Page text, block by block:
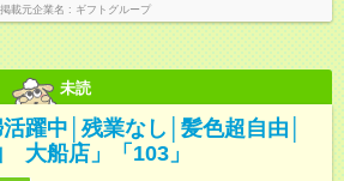
掲載元企業名 ギフトグループ
未読
躍中│残業なし│髪色超自由│
大船店」「103」